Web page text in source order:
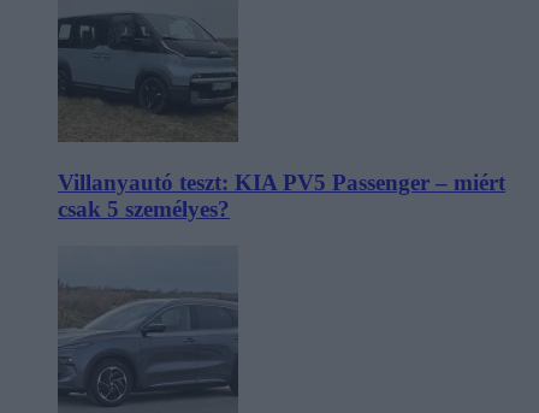
Villanyautó teszt: KIA PV5 Passenger – miért
csak 5 személyes?